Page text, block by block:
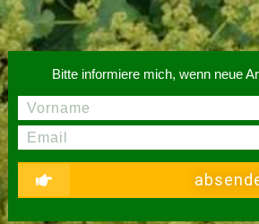
Bitte informiere mich, wenn neue